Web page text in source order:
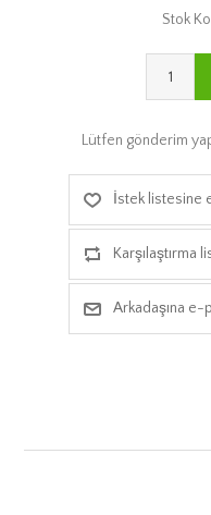
Stok
Lütfen gönderim
İstek listesine
Karşılaştırma
Arkadaşına